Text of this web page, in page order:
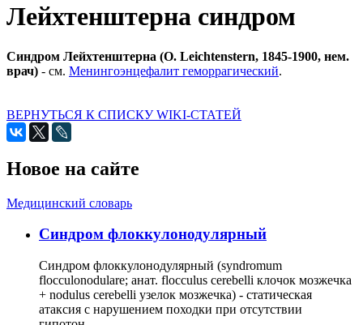
Лейхтенштерна синдром
Синдром Лейхтенштерна (О. Leichtenstern, 1845-1900, нем.
врач) - см. Менингоэнцефалит геморрагический.
ВЕРНУТЬСЯ К СПИСКУ WIKI-СТАТЕЙ
Новое на сайте
Медицинский словарь
Cиндром флоккулонодулярный
Синдром флоккулонодулярный (syndromum
flocculonodulare; анат. flocculus cerebelli клочок мозжечка
+ nodulus cerebelli узелок мозжечка) - статическая
атаксия с нарушением походки при отсутствии